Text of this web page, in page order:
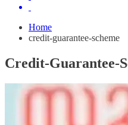
Home
credit-guarantee-scheme
Credit-Guarantee-